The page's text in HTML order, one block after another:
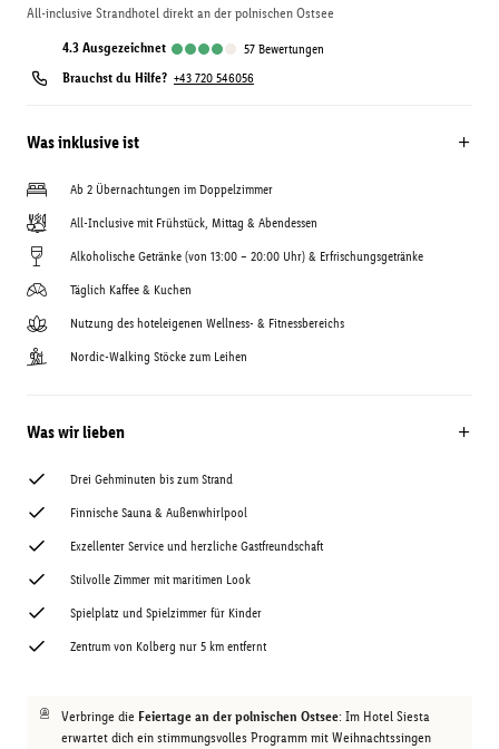
All-inclusive Strandhotel direkt an der polnischen Ostsee
4.3 ausgezeichnet 57 Bewertungen
Brauchst du Hilfe? +43 720 546056
Was inklusive ist
Ab 2 Übernachtungen im Doppelzimmer
All-Inclusive mit Frühstück, Mittag & Abendessen
Alkoholische Getränke (von 13:00 – 20:00 Uhr) & Erfrischungsgetränke
Täglich Kaffee & Kuchen
Nutzung des hoteleigenen Wellness- & Fitnessbereichs
Nordic-Walking Stöcke zum Leihen
Was wir lieben
Drei Gehminuten bis zum Strand
Finnische Sauna & Außenwhirlpool
Exzellenter Service und herzliche Gastfreundschaft
Stilvolle Zimmer mit maritimen Look
Spielplatz und Spielzimmer für Kinder
Zentrum von Kolberg nur 5 km entfernt
Verbringe die Feiertage an der polnischen Ostsee: Im Hotel Siesta
erwartet dich ein stimmungsvolles Programm mit Weihnachtssingen